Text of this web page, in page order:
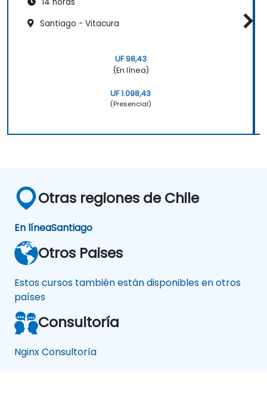
Santiago - Vitacura
UF 98,43
(En línea)
UF 1.098,43
(Presencial)
Otras regiones de Chile
En líneaSantiago
Otros Paises
Estos cursos también están disponibles en otros
países
Consultoría
Nginx Consultoría